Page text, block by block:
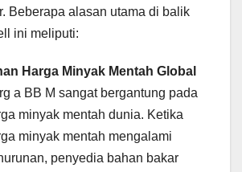
Beberapa alasan utama di balik
ini meliputi:
Harga Minyak Mentah Global
a BB M sangat bergantung pada
minyak mentah dunia. Ketika
minyak mentah mengalami
penyedia bahan bakar